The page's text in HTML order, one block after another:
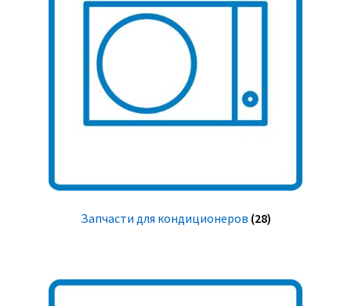
Запчасти для кондиционеров (28)